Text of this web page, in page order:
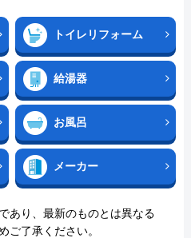
トイレリフォーム
給湯器
お風呂
メーカー
あり、最新のものとは異なる
ご了承ください。